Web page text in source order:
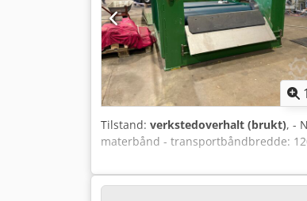
1
Tilstand: verkstedoverhalt (brukt), -
materbånd - transportbåndbredde: